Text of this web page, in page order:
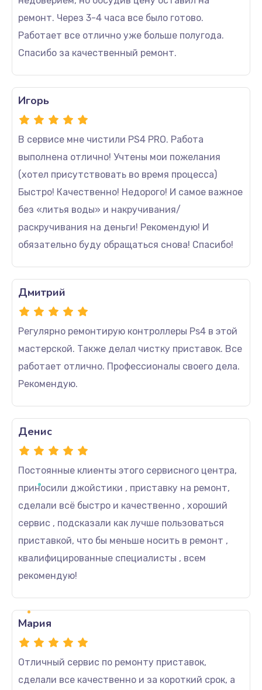
ремонт. Через 3-4 часа все было готово.
Работает все отлично уже больше полугода.
Спасибо за качественный ремонт.
В сервисе мне чистили PS4 PRO. Работа
выполнена отлично! Учтены мои пожелания
(хотел присутствовать во время процесса)
Быстро! Качественно! Недорого! И самое важное
без «литья воды» и накручивания/
раскручивания на деньги! Рекомендую! И
обязательно буду обращаться снова! Спасибо!
Игорь
Регулярно ремонтирую контроллеры Ps4 в этой
мастерской. Также делал чистку приставок. Все
работает отлично. Профессионалы своего дела.
Рекомендую.
Дмитрий
Постоянные клиенты этого сервисного центра,
приносили джойстики , приставку на ремонт,
сделали всё быстро и качественно , хороший
сервис , подсказали как лучше пользоваться
приставкой, что бы меньше носить в ремонт ,
квалифицированные специалисты , всем
рекомендую!
Денис
Отличный сервис по ремонту приставок,
сделали все качественно и за короткий срок, а
Мария